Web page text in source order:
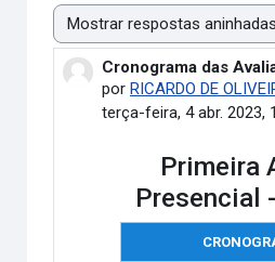
Modo de visualização
Cronograma das
por RICARDO DE
terça-feira, 4 abr. 2023,
Número de respostas: 0
Primeira
Presencial